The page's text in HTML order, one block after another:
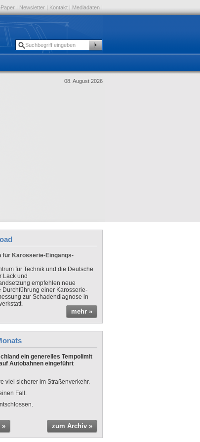
| Newsletter | Kontakt | Mediadaten |
08. August 2026
für Karosserie-Eingangs-
für Technik und die Deutsche
Lack und
empfehlen neue
Durchführung einer Karosserie-
zur Schadendiagnose in
mehr »
ein generelles Tempolimit
Autobahnen eingeführt
viel sicherer im Straßenverkehr.
Fall.
» zum Archiv »